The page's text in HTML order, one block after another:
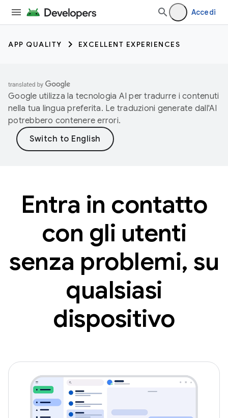
Accedi
APP QUALITY EXCELLENT EXPERIENCES
Google utilizza la tecnologia AI per tradurre i contenuti
nella tua lingua preferita. Le traduzioni generate dall'AI
potrebbero contenere errori.
Entra in contatto
con gli utenti
senza problemi, su
qualsiasi
dispositivo